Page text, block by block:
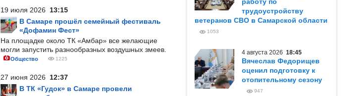
19 июля 2026 13:15
В Самаре прошёл семейный фестиваль
«Дофамин Фест»
На площадке около ТК «Амбар» все желающие
могли запустить разнообразных воздушных змеев.
Общество 1225
27 июня 2026 12:37
В ТК «Гудок» в Самаре провели
трудоустройству
ветеранов СВО в Самарской области
1053
4 августа 2026 18:45
Вячеслав Федорищев
оценил подготовку к
отопительному сезону
947